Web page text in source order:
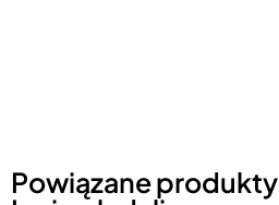
Powiązane produkty